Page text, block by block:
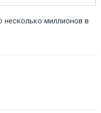
несколько миллионов в